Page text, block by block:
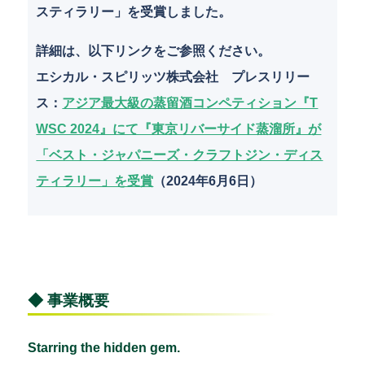
スティラリー」を受賞しました。
詳細は、以下リンクをご参照ください。
エシカル・スピリッツ株式会社 プレスリリー
ス ： アジア最大級の蒸留酒コンペティション『T
WSC 2024』にて『東京リバーサイド蒸溜所』が
「ベスト・ジャパニーズ・クラフトジン・ディス
ティラリー」を受賞 （2024年6月6日）
◆ 事業概要
Starring the hidden gem.